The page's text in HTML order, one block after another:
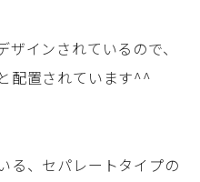
ザインされているので、
配置されています^^
る、セパレートタイプの